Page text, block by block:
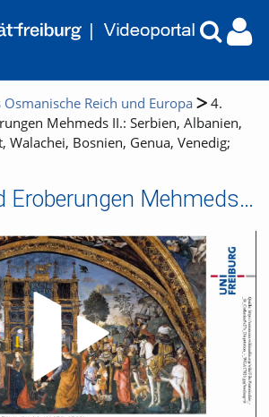
Osmanische Reich und Europa
4.
Mehmeds II.: Serbien, Albanien,
Walachei, Bosnien, Genua, Venedig;
4. Kriege und Eroberungen Mehmeds II.: Serbien, Albanien, Morea, Trapezunt, Walachei, Bosnien, Genua, Venedig; Bayezid II.